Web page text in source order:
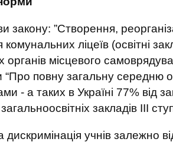
закону: ”Створення,
ліцеїв (освітні
органів місцевого
“Про повну загальну середню
- а таких в Україні 77% від
закладів ІІІ
учнів залежно